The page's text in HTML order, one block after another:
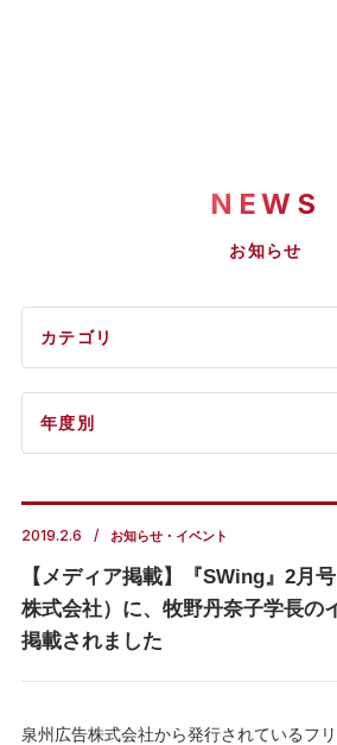
NEWS
お知らせ
2019.2.6 お知らせ・イベント
【メディア掲載】『SWing』2月
株式会社）に、牧野丹奈子学長の
掲載されました
泉州広告株式会社から発行されているフ
カテゴリ
年度別